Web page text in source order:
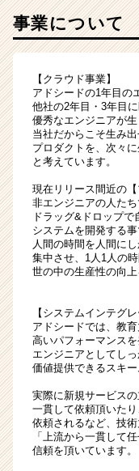
|
事業について
【クラウド事業】
アドシードの1年目の
他社の2年目・3年目
優秀なエンジニアが
当社だからこそ生み
プロダクトを、次々
と考えています。
現在リリース間近の【
非エンジニアの人た
ドラッグ&ドロップで
システムを開発する事
人間の時間を人間に
集中させ、1人1人の
世の中の生産性の向上
【システムインテグ
アドシードでは、教
高いパフォーマンスを
エンジニアとしてしっ
価値提供できるスキー
実際に新規サービス
一貫して依頼頂いた
依頼されるなど、技
「上流から一貫して
信頼を頂いています。